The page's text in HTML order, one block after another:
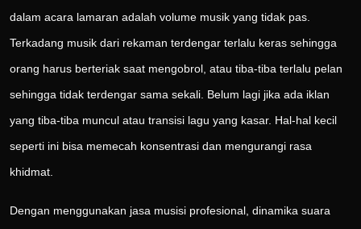
dalam acara lamaran adalah volume musik yang tidak pas.
Terkadang musik dari rekaman terdengar terlalu keras sehingga
orang harus berteriak saat mengobrol, atau tiba-tiba terlalu pelan
sehingga tidak terdengar sama sekali. Belum lagi jika ada iklan
yang tiba-tiba muncul atau transisi lagu yang kasar. Hal-hal kecil
seperti ini bisa memecah konsentrasi dan mengurangi rasa
khidmat.
Dengan menggunakan jasa musisi profesional, dinamika suara